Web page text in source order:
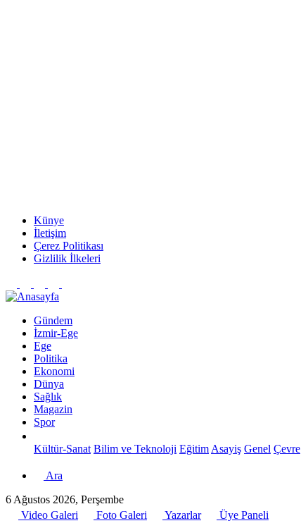
Künye
İletişim
Çerez Politikası
Gizlilik İlkeleri
Gündem
İzmir-Ege
Ege
Politika
Ekonomi
Dünya
Sağlık
Magazin
Spor
Kültür-Sanat Bilim ve Teknoloji Eğitim Asayiş Genel Çevre
Ara
6 Ağustos 2026, Perşembe
Video Galeri
Foto Galeri Yazarlar Üye Paneli